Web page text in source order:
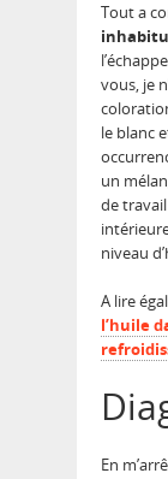
Tout a
vous, je
le blanc
un
de
niveau
A lire
l’huile
En